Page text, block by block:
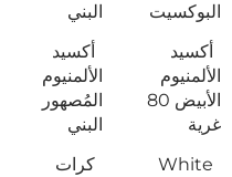
البوكسيت
البني
أكسيد
الألمنيوم
الأبيض 80
غرية
أكسيد
الألمنيوم
المُصهور
البني
White
كرات